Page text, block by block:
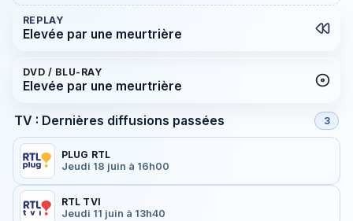
REPLAY
Elevée par une meurtrière
DVD / BLU-RAY
Elevée par une meurtrière
TV : Dernières diffusions passées 3
PLUG RTL
Jeudi 18 juin à 16h00
RTL TVI
Jeudi 11 juin à 13h40